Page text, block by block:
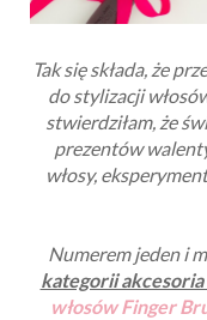
Tak się składa, że
do stylizacji
stwierdziłam, że
prezentów
włosy,
Numerem jeden i
kategorii akcesoria
włosów Finger